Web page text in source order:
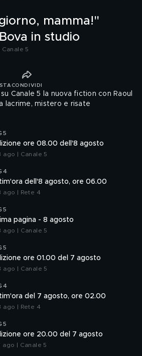
mamma!"
in studio
Canale 5
CONDIVIDI
Canale 5 la nuova fiction con Raoul
lacrime, mistero e risate
ore 08.00 dell'8 agosto
ago | Canale 5
dell'8 agosto, ore 06.00
ago | Rete 4
pagina - 8 agosto
ago | Canale 5
ore 01.00 del 7 agosto
ago | Canale 5
del 7 agosto, ore 02.00
ago | Rete 4
ore 20.00 del 7 agosto
ago | Canale 5